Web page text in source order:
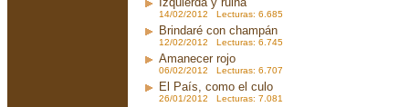
14/02/2012 Lecturas: 6.685
Brindaré con champán
12/02/2012 Lecturas: 6.745
Amanecer rojo
06/02/2012 Lecturas: 6.707
El País, como el culo
26/01/2012 Lecturas: 7.081